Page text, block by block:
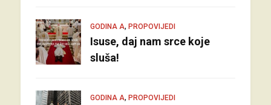
GODINA A, PROPOVIJEDI
Isuse, daj nam srce koje
sluša!
GODINA A, PROPOVIJEDI